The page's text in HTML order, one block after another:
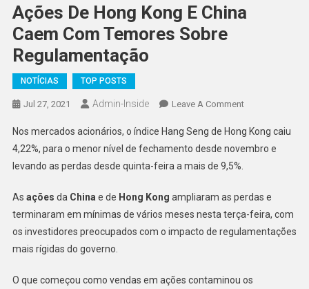
Ações De Hong Kong E China
Caem Com Temores Sobre
Regulamentação
NOTÍCIAS TOP POSTS
Jul 27, 2021 Admin-Inside Leave A CommentOn
De
Hong
China
Caem
Com
Nos mercados acionários, o índice Hang Seng de Hong Kong caiu
4,22%, para o menor nível de fechamento desde novembro e
levando as perdas desde quinta-feira a mais de 9,5%.
As ações da China e de Hong Kong ampliaram as perdas e
terminaram em mínimas de vários meses nesta terça-feira, com
os investidores preocupados com o impacto de regulamentações
mais rígidas do governo.
O que começou como vendas em ações contaminou os